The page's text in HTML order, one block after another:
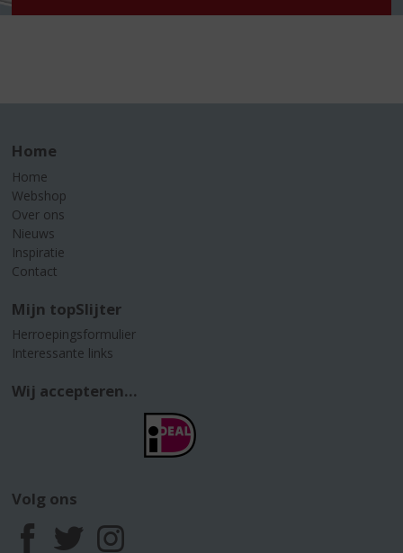
Home
Home
Webshop
Over ons
Nieuws
Inspiratie
Contact
Mijn topSlijter
Herroepingsformulier
Interessante links
Wij accepteren...
Volg ons
F T I